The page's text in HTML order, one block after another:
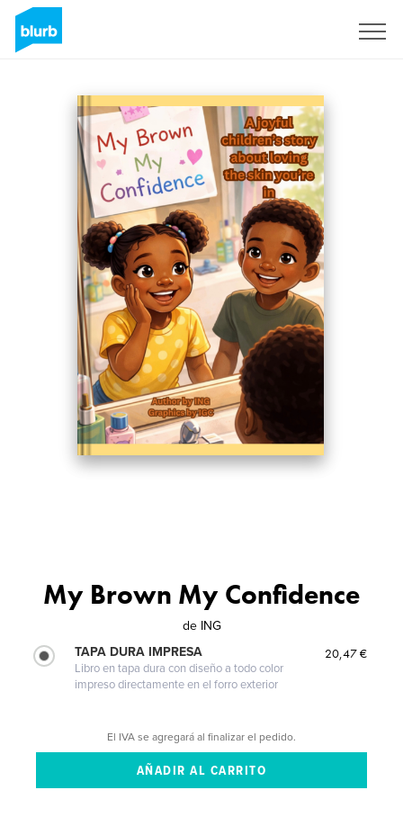
My Brown My Confidence
de ING
TAPA DURA IMPRESA
Libro en tapa dura con diseño a todo color
impreso directamente en el forro exterior
20,47 €
El IVA se agregará al finalizar el pedido.